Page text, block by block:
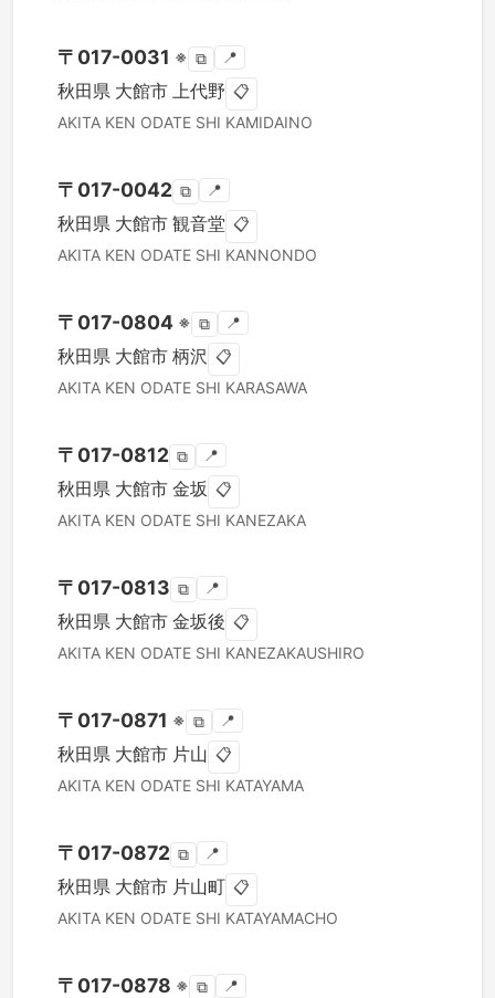
〒 017-0031 ※ ⧉ 📍
秋田県 大館市 上代野 📋
AKITA KEN ODATE SHI KAMIDAINO
〒 017-0042 ⧉ 📍
秋田県 大館市 観音堂 📋
AKITA KEN ODATE SHI KANNONDO
〒 017-0804 ※ ⧉ 📍
秋田県 大館市 柄沢 📋
AKITA KEN ODATE SHI KARASAWA
〒 017-0812 ⧉ 📍
秋田県 大館市 金坂 📋
AKITA KEN ODATE SHI KANEZAKA
〒 017-0813 ⧉ 📍
秋田県 大館市 金坂後 📋
AKITA KEN ODATE SHI KANEZAKAUSHIRO
〒 017-0871 ※ ⧉ 📍
秋田県 大館市 片山 📋
AKITA KEN ODATE SHI KATAYAMA
〒 017-0872 ⧉ 📍
秋田県 大館市 片山町 📋
AKITA KEN ODATE SHI KATAYAMACHO
〒 017-0878 ※ ⧉ 📍